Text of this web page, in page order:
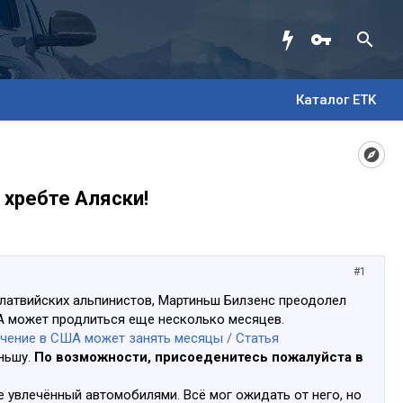
Каталог ETK
Аляски!
#1
альпинистов, Мартиньш Билзенс преодолел
может продлиться еще несколько месяцев.
в США может занять месяцы / Статья
По возможности, присоеденитесь пожалуйста в
автомобилями. Всё мог ожидать от него, но